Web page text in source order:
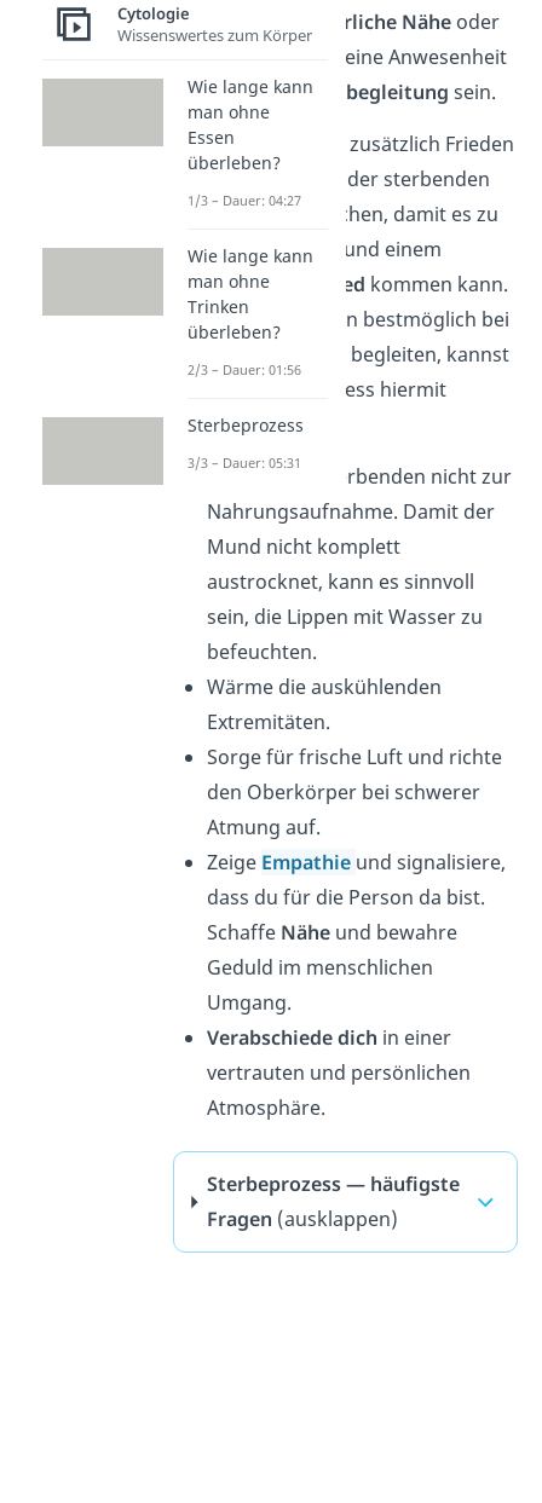
Umarmung, körperliche Nähe oder
auch einfach nur deine Anwesenheit
in Form derSterbebegleitung sein.
Es kann Menschen zusätzlich Frieden
schenken, sich mit der sterbenden
Person auszusprechen, damit es zu
einerVersöhnung
und einem
friedlichen Abschied kommen kann.
Um den Sterbenden bestmöglich bei
seinem Ableben zu begleiten, kannst
du den Sterbeprozess hiermit
erleichtern:
Zwinge den Sterbenden nicht zur
Nahrungsaufnahme. Damit der
Mund nicht komplett
austrocknet, kann es sinnvoll
sein, die Lippen mit Wasser zu
befeuchten.
Wärme die auskühlenden
Extremitäten.
Sorge für frische Luft und richte
den Oberkörper bei schwerer
Atmung auf.
Zeige Empathie und signalisiere,
dass du für die Person da bist.
Schaffe Nähe und bewahre
Geduld im menschlichen
Umgang.
Verabschiede dich in einer
vertrauten und persönlichen
Atmosphäre.
Sterbeprozess — häufigste
Fragen (ausklappen)
Cytologie
Wissenswertes zum Körper
Wie lange kann
man ohne
Essen
überleben?
1/3 – Dauer: 04:27
Wie lange kann
man ohne
Trinken
überleben?
2/3 – Dauer: 01:56
Sterbeprozess
3/3 – Dauer: 05:31